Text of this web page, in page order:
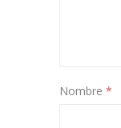
Nombre *